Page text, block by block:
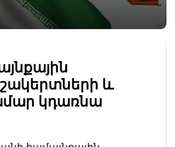
և
կդառնա